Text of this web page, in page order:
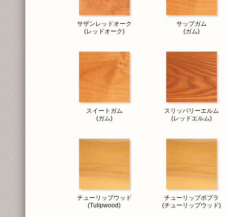
サザンレッドオーク
(レッドオーク)
サップガム
(ガム)
スイートガム
(ガム)
スリッパリーエルム
(レッドエルム)
チューリップウッド
(Tulipwood)
チューリップポプラ
(チューリップウッド)